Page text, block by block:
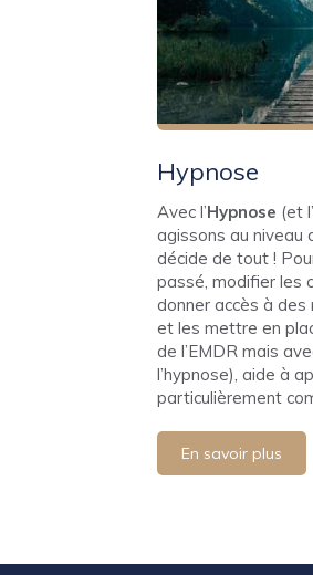
Hypnose
Avec l’Hypnose (et
agissons au niveau
décide de tout !
passé, modifier les
donner accès à des
et les mettre en
de l’EMDR mais
l’hypnose), aide à
particulièrement
En savoir plus